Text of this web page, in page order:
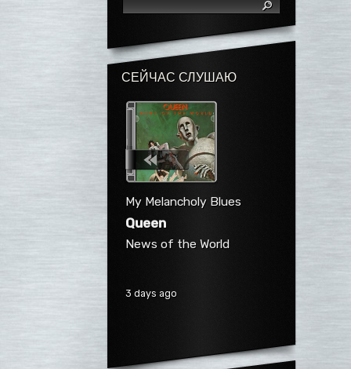
СЕЙЧАС СЛУШАЮ
My Melancholy Blues
Queen
News of the World
3 days ago